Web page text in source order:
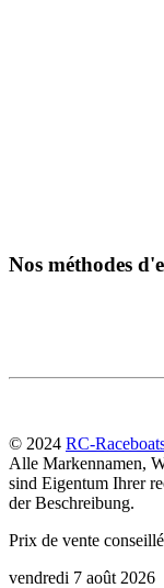
Nos méthodes
© 2024 RC-
Alle Markennamen,
sind Eigentum Ihrer
der Beschreibung.
Prix de vente conseillé
vendredi 7 août 2026